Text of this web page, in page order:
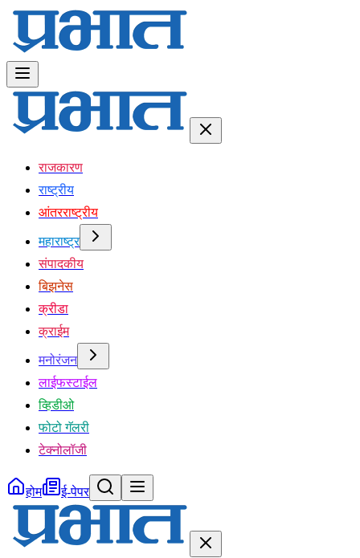
राजकारण
राष्ट्रीय
आंतरराष्ट्रीय
महाराष्ट्र
संपादकीय
बिझनेस
क्रीडा
क्राईम
मनोरंजन
लाईफस्टाईल
व्हिडीओ
फोटो गॅलरी
टेक्नोलॉजी
होम ई-पेपर